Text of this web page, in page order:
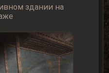
здании на